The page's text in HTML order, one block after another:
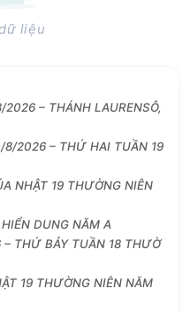
liệu
– THÁNH LAURENSÔ,
8/2026 – THỨ HAI TUẦN 19
NHẬT 19 THƯỜNG NIÊN
DUNG NĂM A
THỨ BẢY TUẦN 18 THƯỜ
19 THƯỜNG NIÊN NĂM